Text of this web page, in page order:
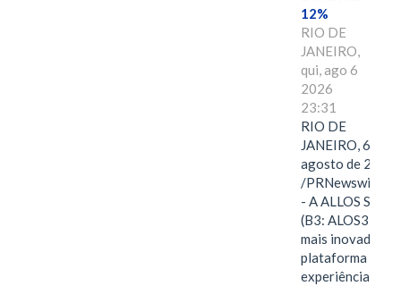
12%
RIO DE
JANEIRO,
qui, ago 6
2026
23:31
RIO DE
JANEIRO, 6 de
agosto de 2026
/PRNewswire/ -
- A ALLOS S.A.
(B3: ALOS3), a
mais inovadora
plataforma de
experiências,